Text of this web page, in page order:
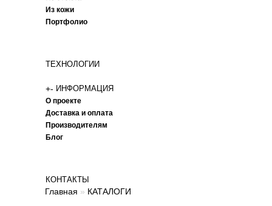
Из кожи
Портфолио
ТЕХНОЛОГИИ
+- ИНФОРМАЦИЯ
О проекте
Доставка и оплата
Производителям
Блог
КОНТАКТЫ
Главная » КАТАЛОГИ